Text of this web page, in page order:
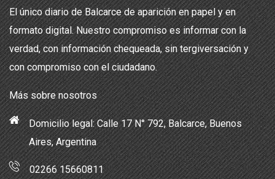
El único diario de Balcarce de aparición en papel y en
formato digital. Nuestro compromiso es informar con la
verdad, con información chequeada, sin tergiversación y
con compromiso con el ciudadano.
Más sobre nosotros
Domicilio legal: Calle 17 N° 792, Balcarce, Buenos
Aires, Argentina
02266 15660811